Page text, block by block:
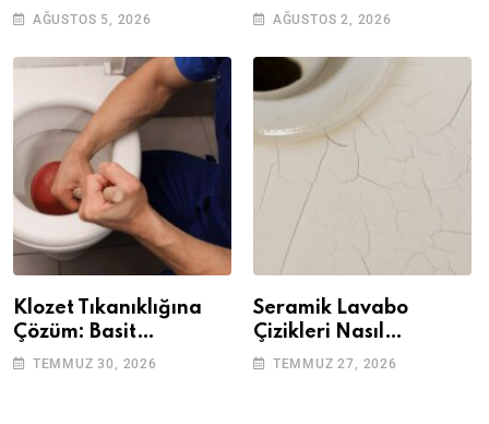
Yöntemleri
AĞUSTOS 5, 2026 AĞUSTOS 2, 2026
Klozet Tıkanıklığına
Çözüm: Basit
Adımlarla Klozetinizi
TEMMUZ 30, 2026
Seramik Lavabo
Çizikleri Nasıl
Giderilir? Adım Adım
TEMMUZ 27, 2026